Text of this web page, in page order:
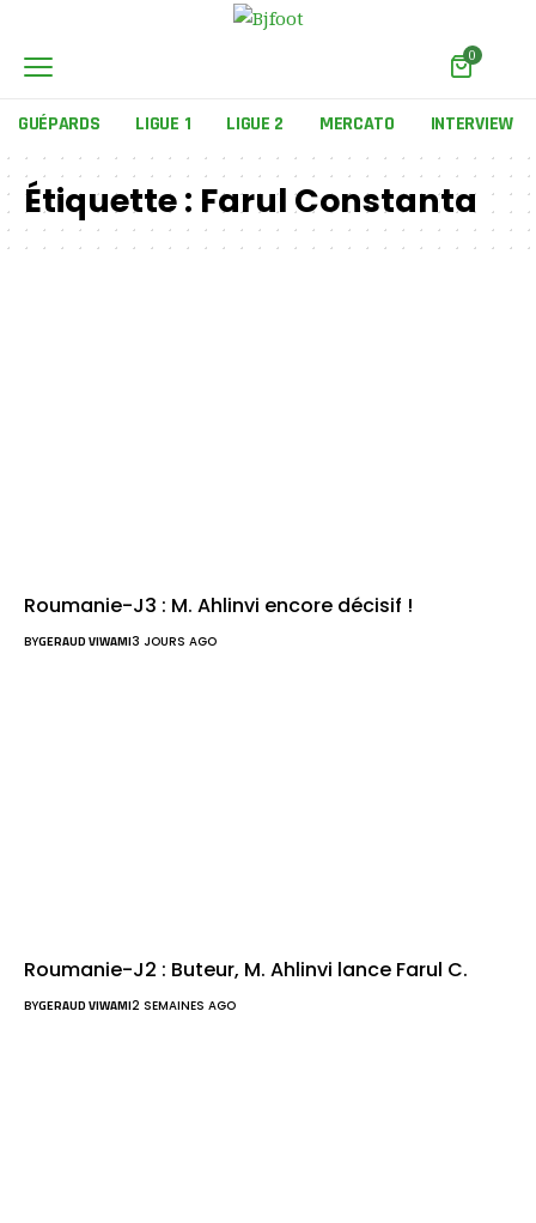
0
GUÉPARDS LIGUE 1 LIGUE 2 MERCATO INTERVIEW
Étiquette : Farul Constanta
Roumanie-J3 : M. Ahlinvi encore décisif !
BYGERAUD VIWAMI3 JOURS AGO
Roumanie-J2 : Buteur, M. Ahlinvi lance Farul C.
BYGERAUD VIWAMI2 SEMAINES AGO